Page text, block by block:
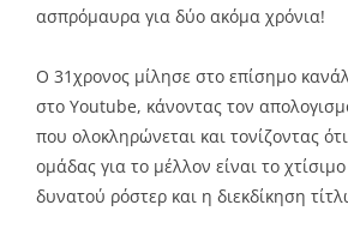
ασπρόμαυρα για δύο ακόμα χρόνια!
Ο 31χρονος μίλησε στο επίσημο
στο Youtube, κάνοντας τον
που ολοκληρώνεται και τονίζοντας
ομάδας για το μέλλον είναι το
δυνατού ρόστερ και η διεκδίκηση